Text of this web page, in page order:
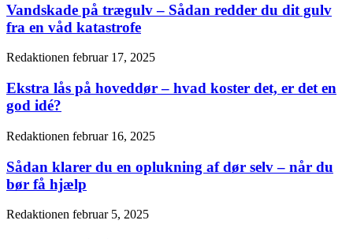
Vandskade på trægulv – Sådan redder du dit gulv
fra en våd katastrofe
Redaktionen februar 17, 2025
Ekstra lås på hoveddør – hvad koster det, er det en
god idé?
Redaktionen februar 16, 2025
Sådan klarer du en oplukning af dør selv – når du
bør få hjælp
Redaktionen februar 5, 2025